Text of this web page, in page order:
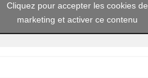
Cliquez pour accepter les cookies de
marketing et activer ce contenu